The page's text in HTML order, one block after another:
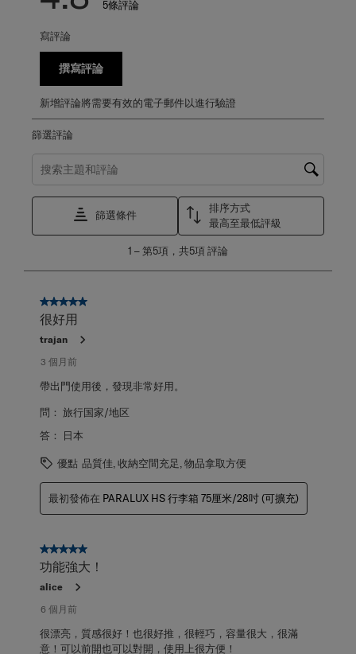
5條評論
寫評論
撰寫評論
新增評論將需要有效的電子郵件以進行驗證
篩選評論
搜尋主題和評論搜尋區域
篩選條件
排序方式
最高至最低評級
第
項，
1 –第5項，共5項評論
5星，共5星。
很好用
trajan
3 個月前
帶出門使用後，發現非常好用。
問： 旅行国家/地区
答：
日本
優點 品質佳, 收納空間充足, 物品拿取方便
最初發佈在 PARALUX HS 行李箱 75厘米/28吋 (可擴充)
5星，共5星。
功能強大！
alice
6 個月前
很漂亮，質感很好！也很好推，很輕巧，容量很大，很滿
意！可以前開也可以對開，使用上很方便！